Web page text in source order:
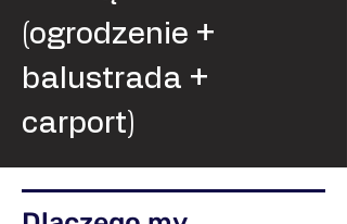
(ogrodzenie +
balustrada +
carport)